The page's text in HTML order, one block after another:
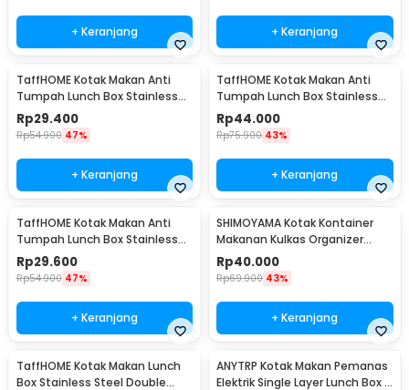
+ Keranjang + Keranjang
TaffHOME Kotak Makan Anti
Tumpah Lunch Box Stainless
Steel 304 350ml - KT046
Rp29.400
Rp54.900 47%
+ Keranjang
TaffHOME Kotak Makan Anti
Tumpah Lunch Box Stainless
Steel 304 850ml - KT273
Rp44.000
Rp75.900 43%
+ Keranjang
TaffHOME Kotak Makan Anti
Tumpah Lunch Box Stainless
Steel 304 350ml - KT273
Rp29.600
Rp54.900 47%
+ Keranjang
SHIMOYAMA Kotak Kontainer
Makanan Kulkas Organizer
Drainer with Lid 1.7L - RFS49
Rp40.000
Rp69.900 43%
+ Keranjang
TaffHOME Kotak Makan Lunch
Box Stainless Steel Double
ANYTRP Kotak Makan Pemanas
Elektrik Single Layer Lunch Box 2